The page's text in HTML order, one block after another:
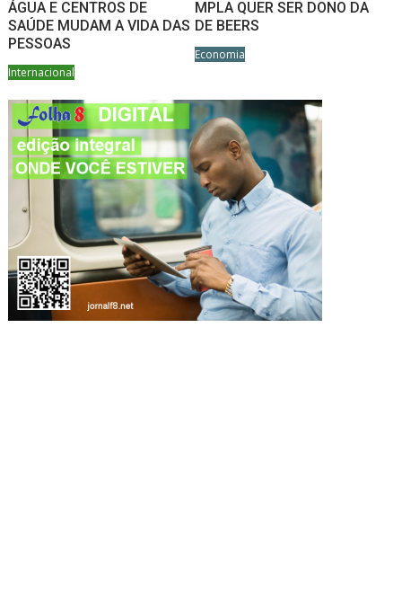
ÁGUA E CENTROS DE
SAÚDE MUDAM A VIDA DAS
PESSOAS
Internacional
MPLA QUER SER DONO DA
DE BEERS
Economia